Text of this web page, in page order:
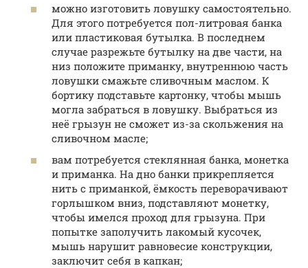
можно изготовить ловушку самостоятельно.
Для этого потребуется пол-литровая банка
или пластиковая бутылка. В последнем
случае разрежьте бутылку на две части, на
низ положите приманку, внутреннюю часть
ловушки смажьте сливочным маслом. К
бортику подставьте картонку, чтобы мышь
могла забраться в ловушку. Выбраться из
неё грызун не сможет из-за скольжения на
сливочном масле;
вам потребуется стеклянная банка, монетка
и приманка. На дно банки прикрепляется
нить с приманкой, ёмкость переворачивают
горлышком вниз, подставляют монетку,
чтобы имелся проход для грызуна. При
попытке заполучить лакомый кусочек,
мышь нарушит равновесие конструкции,
заключит себя в капкан;